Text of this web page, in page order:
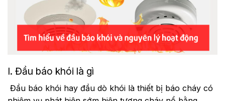
I. Đầu báo khói là gì
Đầu báo khói hay đầu dò khói là thiết bị báo cháy có